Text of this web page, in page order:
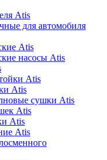
Atis
для автомобиля
Atis
насосы Atis
Atis
Atis
сушки Atis
Atis
Atis
Atis